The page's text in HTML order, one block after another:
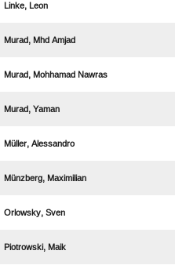
 
  
  
 
 
 
 
 